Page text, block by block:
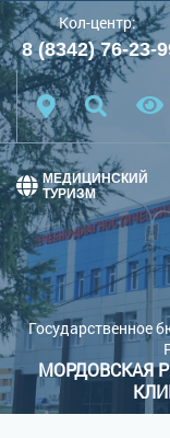
Шрифт: A A
Цветовая схема:
Обычный сайт
Кол-центр:
8 (8342) 76-23-
Государственное
МОРДОВСКАЯ
МЕДИЦИНСКИЙ
ТУРИЗМ